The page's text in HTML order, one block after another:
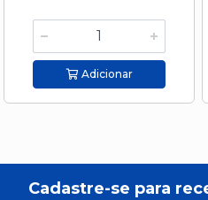
Adicionar
Cadastre-se para